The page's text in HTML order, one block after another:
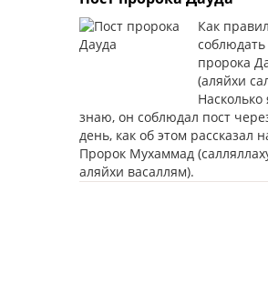
Как
соблюдать
пророка
(аляйхи
Насколько
знаю, он соблюдал пост
день, как об этом рассказал
Пророк Мухаммад
аляйхи васаллям).